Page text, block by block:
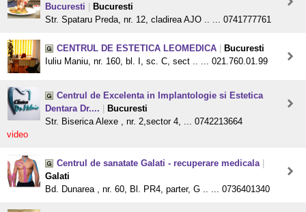
Bucuresti
Bucuresti
Str. Spataru Preda, nr. 12, cladirea AJO .. ... 0741777761
CENTRUL DE ESTETICA LEOMEDICA
Bucuresti
Iuliu Maniu, nr. 160, bl. I, sc. C, sect .. ... 021.760.01.99
Centrul de Excelenta in Implantologie si Estetica
Dentara Dr....
Bucuresti
Str. Biserica Alexe , nr. 2,sector 4, ... 0742213664
video
Centrul de sanatate Galati - recuperare medicala
Galati
Bd. Dunarea , nr. 60, Bl. PR4, parter, G .. ... 0736401340